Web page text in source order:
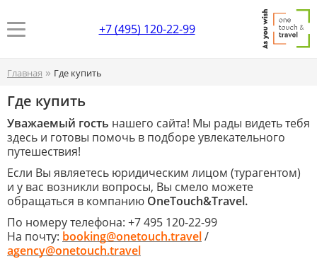
+7 (495) 120-22-99
Главная » Где купить
Где купить
Уважаемый гость нашего сайта! Мы рады видеть тебя
здесь и готовы помочь в подборе увлекательного
путешествия!
Если Вы являетесь юридическим лицом (турагентом)
и у вас возникли вопросы, Вы смело можете
обращаться в компанию OneTouch&Travel.
По номеру телефона: +7 495 120-22-99
На почту: booking@onetouch.travel/
agency@onetouch.travel